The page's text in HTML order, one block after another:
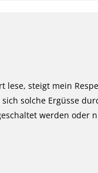
lese, steigt mein
solche Ergüsse
werden oder